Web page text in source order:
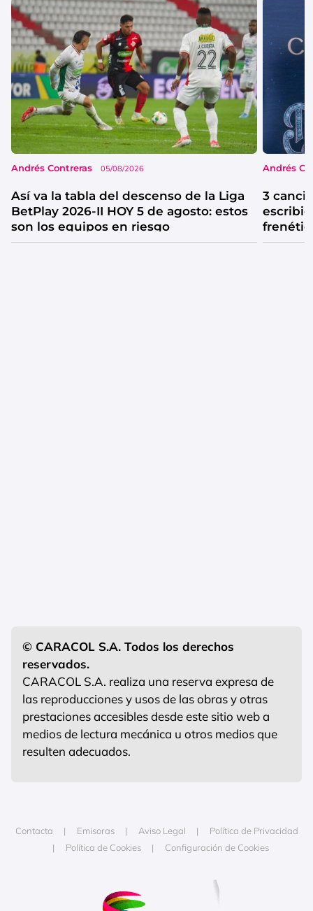
Andrés Contreras 05/08/2026
Así va la tabla del descenso de la Liga
BetPlay 2026-II HOY 5 de agosto: estos
son los equipos en riesgo
Andrés
3
© CARACOL S.A. Todos los derechos
reservados.
CARACOL S.A. realiza una reserva expresa de
las reproducciones y usos de las obras y otras
prestaciones accesibles desde este sitio web a
medios de lectura mecánica u otros medios que
resulten adecuados.
Contacta Emisoras Aviso Legal
Política de Privacidad
Política de Cookies
Configuración de Cookies